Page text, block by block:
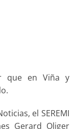
que en Viña y
el SEREMI
Gerard Oliger